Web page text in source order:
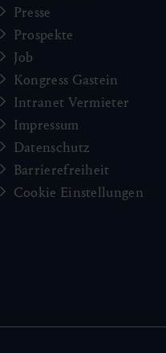
Presse
Prospekte
Job
Kongress Gastein
Intranet Vermieter
Impressum
Datenschutz
Barrierefreiheit
Cookie Einstellungen